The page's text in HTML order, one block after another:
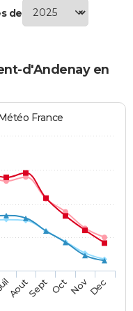
de
d'Andenay en
France
AoutSept OctNovDec